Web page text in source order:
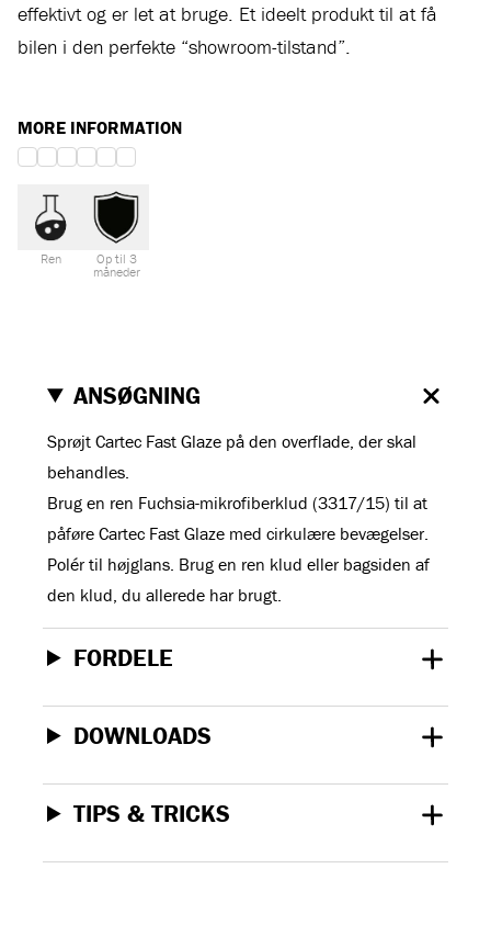
effektivt og er let at bruge. Et ideelt produkt til at få
bilen i den perfekte “showroom-tilstand”.
MORE INFORMATION
Ren
Op til 3
måneder
ANSØGNING
Sprøjt Cartec Fast Glaze på den overflade, der skal
behandles.
Brug en ren Fuchsia-mikrofiberklud (3317/15) til at
påføre Cartec Fast Glaze med cirkulære bevægelser.
Polér til højglans. Brug en ren klud eller bagsiden af
den klud, du allerede har brugt.
FORDELE
DOWNLOADS
TIPS & TRICKS